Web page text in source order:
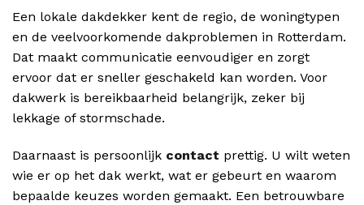
Een lokale dakdekker kent de regio, de woningtypen
en de veelvoorkomende dakproblemen in Rotterdam.
Dat maakt communicatie eenvoudiger en zorgt
ervoor dat er sneller geschakeld kan worden. Voor
dakwerk is bereikbaarheid belangrijk, zeker bij
lekkage of stormschade.
Daarnaast is persoonlijk contact prettig. U wilt weten
wie er op het dak werkt, wat er gebeurt en waarom
bepaalde keuzes worden gemaakt. Een betrouwbare